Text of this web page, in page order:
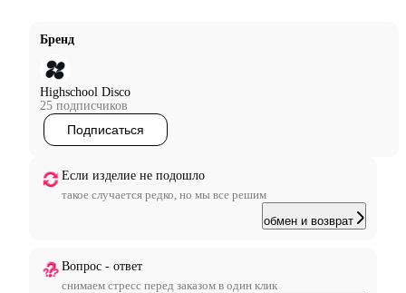
Бренд
Highschool Disco
25 подписчиков
Подписаться
Если изделие не подошло
такое случается редко, но мы все решим
обмен и возврат
Вопрос - ответ
снимаем стресс перед заказом в один клик